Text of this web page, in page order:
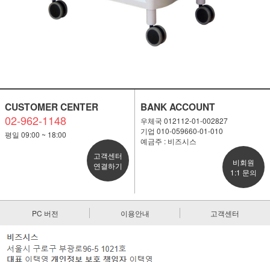
CUSTOMER CENTER
02-962-1148
평일 09:00 ~ 18:00
고객센터
연결하기
BANK ACCOUNT
우체국 012112-01-002827
기업 010-059660-01-010
예금주 : 비즈시스
비회원
1:1 문의
PC 버전 이용안내 고객센터